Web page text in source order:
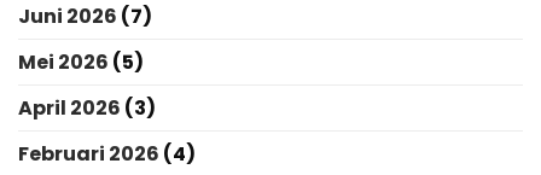
Juni 2026 (7)
Mei 2026 (5)
April 2026 (3)
Februari 2026 (4)